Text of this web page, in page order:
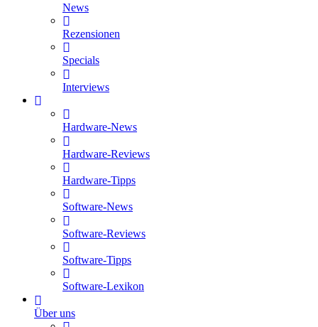
News
Rezensionen
Specials
Interviews
Hardware-News
Hardware-Reviews
Hardware-Tipps
Software-News
Software-Reviews
Software-Tipps
Software-Lexikon
Über uns